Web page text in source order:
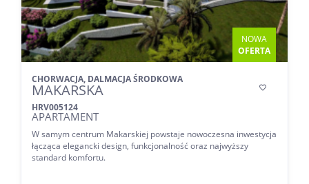
NOWA
OFERTA
CHORWACJA, DALMACJA ŚRODKOWA
MAKARSKA
HRV005124
APARTAMENT

W samym centrum Makarskiej powstaje nowoczesna inwestycja
łącząca elegancki design, funkcjonalność oraz najwyższy
standard komfortu.